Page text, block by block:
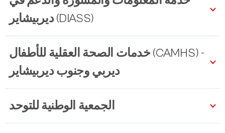
ديربيشاير (DIASS)
خدمات الصحة العقلية للأطفال (CAMHS) -
ديربي وجنوب ديربيشاير
الجمعية الوطنية للتوحد